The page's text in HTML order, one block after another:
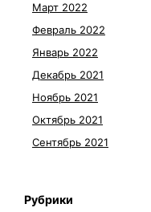
Март 2022
Февраль 2022
Январь 2022
Декабрь 2021
Ноябрь 2021
Октябрь 2021
Сентябрь 2021
Рубрики